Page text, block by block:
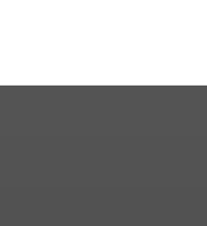
ведомственные вузы